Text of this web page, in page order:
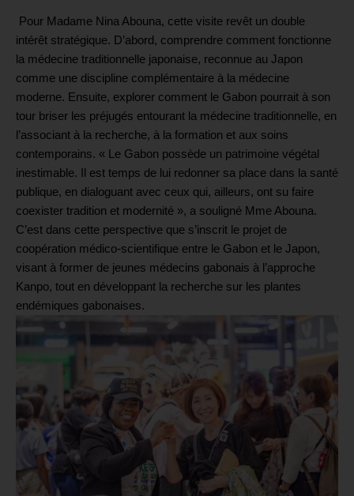
Pour Madame Nina Abouna, cette visite revêt un double
intérêt stratégique. D’abord, comprendre comment fonctionne
la médecine traditionnelle japonaise, reconnue au Japon
comme une discipline complémentaire à la médecine
moderne. Ensuite, explorer comment le Gabon pourrait à son
tour briser les préjugés entourant la médecine traditionnelle, en
l’associant à la recherche, à la formation et aux soins
contemporains. « Le Gabon possède un patrimoine végétal
inestimable. Il est temps de lui redonner sa place dans la santé
publique, en dialoguant avec ceux qui, ailleurs, ont su faire
coexister tradition et modernité », a souligné Mme Abouna.
C’est dans cette perspective que s’inscrit le projet de
coopération médico-scientifique entre le Gabon et le Japon,
visant à former de jeunes médecins gabonais à l’approche
Kanpo, tout en développant la recherche sur les plantes
endémiques gabonaises.